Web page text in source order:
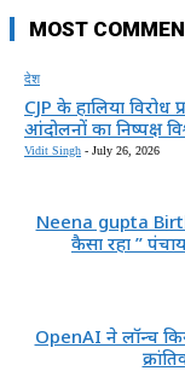
MOST
देश
CJP के हालिया विरोध
आंदोलनों का निष्पक्ष
Vidit Singh - July 26, 2026
Neena gupta
कैसा रहा ”
OpenAI ने लॉन्च